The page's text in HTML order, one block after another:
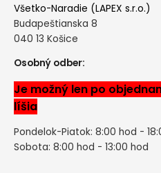
Všetko-Naradie (LAPEX s.r.o.)
Budapeštianska 8
040 13 Košice
Osobný odber:
Je možný len po
líšia
Pondelok-Piatok: 8:00 hod -
Sobota: 8:00 hod - 13:00 hod